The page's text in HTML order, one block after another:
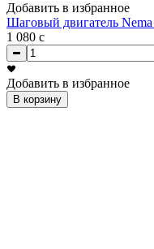
Добавить в избранное
Шаговый двигатель
1 080 c
Добавить в избранное
В корзину